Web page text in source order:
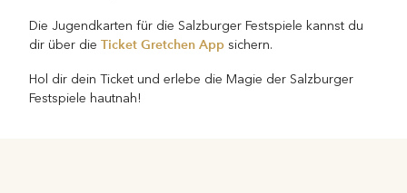
Die Jugendkarten für die Salzburger Festspiele kannst du
dir über dieTicket Gretchen App sichern.
Hol dir dein Ticket und erlebe die Magie der Salzburger
Festspiele hautnah!